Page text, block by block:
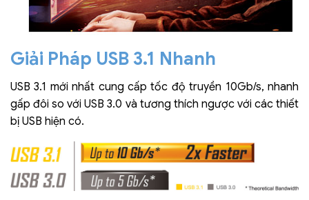
Giải Pháp USB 3.1 Nhanh
USB 3.1 mới nhất cung cấp tốc độ truyền 10Gb/s, nhanh
gấp đôi so với USB 3.0 và tương thích ngược với các thiết
bị USB hiện có.